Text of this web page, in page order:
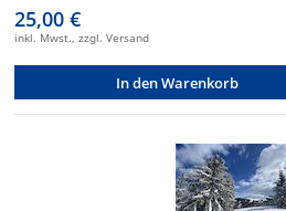
25,00 €
inkl. Mwst., zzgl. Versand
In den Warenkorb